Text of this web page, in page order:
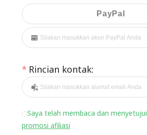
PayPal
Rincian kontak:
Saya telah membaca dan menyetujui
promosi afiliasi